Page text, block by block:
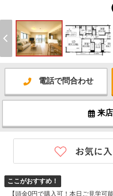
電話で問合わせ
来
ここがおすすめ！
【頭金0円で購入可！本日ご見学可